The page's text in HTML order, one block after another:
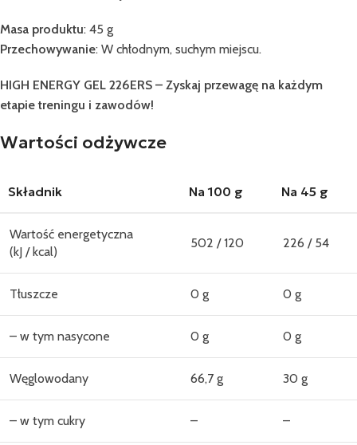
Masa produktu: 45 g
Przechowywanie: W chłodnym, suchym miejscu.
HIGH ENERGY GEL 226ERS – Zyskaj przewagę na każdym
etapie treningu i zawodów!
Wartości odżywcze
Składnik Na 100 g Na 45 g
Wartość energetyczna
(kJ / kcal)
502 / 120 226 / 54
Tłuszcze 0 g 0 g
– w tym nasycone 0 g 0 g
Węglowodany 66,7 g 30 g
– w tym cukry – –